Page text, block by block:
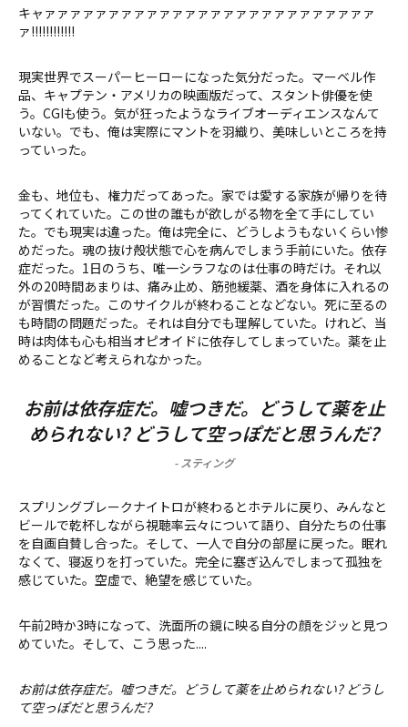
キャァァァァァァァァァァァァァァァァァァァァァァァァァァ
ァ!!!!!!!!!!!!
現実世界でスーパーヒーローになった気分だった。マーベル作
品、キャプテン・アメリカの映画版だって、スタント俳優を使
う。CGIも使う。気が狂ったようなライブオーディエンスなんて
いない。でも、俺は実際にマントを羽織り、美味しいところを持
っていった。
金も、地位も、権力だってあった。家では愛する家族が帰りを待
ってくれていた。この世の誰もが欲しがる物を全て手にしてい
た。でも現実は違った。俺は完全に、どうしようもないくらい惨
めだった。魂の抜け殻状態で心を病んでしまう手前にいた。依存
症だった。1日のうち、唯一シラフなのは仕事の時だけ。それ以
外の20時間あまりは、痛み止め、筋弛緩薬、酒を身体に入れるの
が習慣だった。このサイクルが終わることなどない。死に至るの
も時間の問題だった。それは自分でも理解していた。けれど、当
時は肉体も心も相当オピオイドに依存してしまっていた。薬を止
めることなど考えられなかった。
お前は依存症だ。嘘つきだ。どうして薬を止
められない? どうして空っぽだと思うんだ?
- スティング
スプリングブレークナイトロが終わるとホテルに戻り、みんなと
ビールで乾杯しながら視聴率云々について語り、自分たちの仕事
を自画自賛し合った。そして、一人で自分の部屋に戻った。眠れ
なくて、寝返りを打っていた。完全に塞ぎ込んでしまって孤独を
感じていた。空虚で、絶望を感じていた。
午前2時か3時になって、洗面所の鏡に映る自分の顔をジッと見つ
めていた。そして、こう思った....
お前は依存症だ。嘘つきだ。どうして薬を止められない? どうし
て空っぽだと思うんだ?